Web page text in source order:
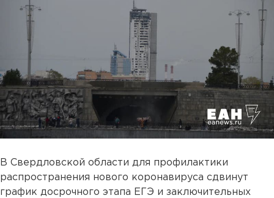
В Свердловской области для профилактики
распространения нового коронавируса сдвинут
график досрочного этапа ЕГЭ и заключительных